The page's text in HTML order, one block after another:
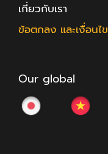
เกี่ยวกับเรา
ข้อตกลง และเงื่อนไข
Our global